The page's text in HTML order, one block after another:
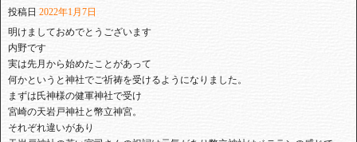
投稿日 2022年1月7日
明けましておめでとうございます
内野です
実は先月から始めたことがあって
何かというと神社でご祈祷を受けるようになりました。
まずは氏神様の健軍神社で受け
宮崎の天岩戸神社と幣立神宮。
それぞれ違いがあり